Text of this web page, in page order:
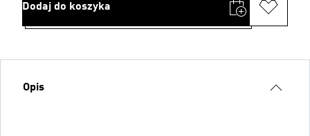
Dodaj do koszyka
Opis